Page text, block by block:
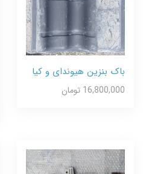
باک بنزین هیوندای و کیا
16,800,000 تومان